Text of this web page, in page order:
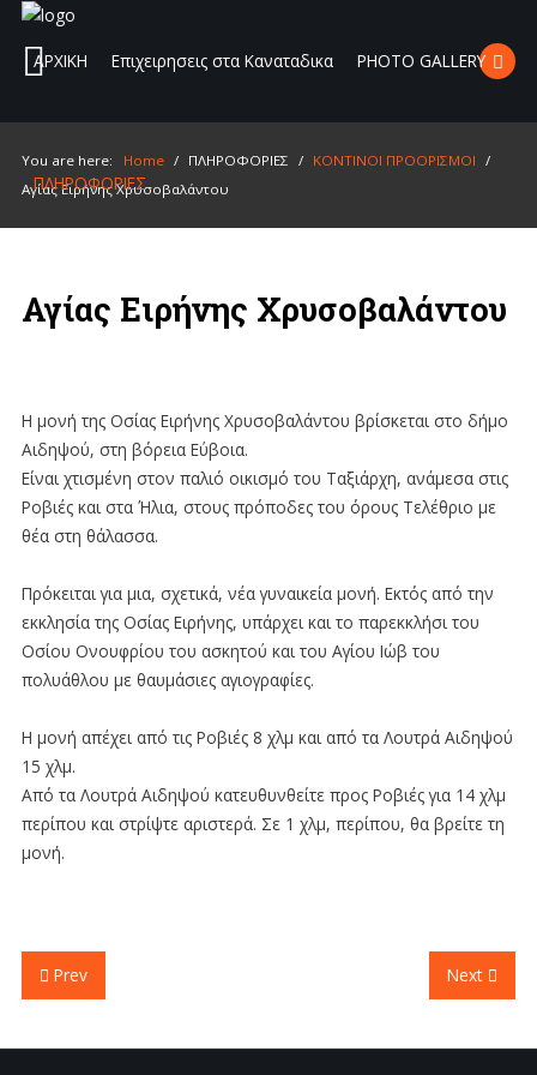
Sample
Module
sample
module
the
sidebar_top
position,
using
the
sidebar
module
class
suffix.
is
also
a
sidebar_bottom
position
ΑΡΧΙΚΗ
Searchour Site
ΑΡΧΙΚΗ Επιχειρησεις στα Καναταδικα PHOTO GALLERY
ΠΛΗΡΟΦΟΡΙΕΣ
You are here: Home / ΠΛΗΡΟΦΟΡΙΕΣ / ΚΟΝΤΙΝΟΙ ΠΡΟΟΡΙΣΜΟΙ /
Αγίας Ειρήνης Χρυσοβαλάντου
Αγίας Ειρήνης Χρυσοβαλάντου
Η μονή της Οσίας Ειρήνης Χρυσοβαλάντου βρίσκεται στο δήμο
Αιδηψού, στη βόρεια Εύβοια.
Είναι χτισμένη στον παλιό οικισμό του Ταξιάρχη, ανάμεσα στις
Ροβιές και στα Ήλια, στους πρόποδες του όρους Τελέθριο με
θέα στη θάλασσα.
Πρόκειται για μια, σχετικά, νέα γυναικεία μονή. Εκτός από την
εκκλησία της Οσίας Ειρήνης, υπάρχει και το παρεκκλήσι του
Οσίου Ονουφρίου του ασκητού και του Αγίου Ιώβ του
πολυάθλου με θαυμάσιες αγιογραφίες.
Η μονή απέχει από τις Ροβιές 8 χλμ και από τα Λουτρά Αιδηψού
15 χλμ.
Από τα Λουτρά Αιδηψού κατευθυνθείτε προς Ροβιές για 14 χλμ
περίπου και στρίψτε αριστερά. Σε 1 χλμ, περίπου, θα βρείτε τη
μονή.
Prev Next